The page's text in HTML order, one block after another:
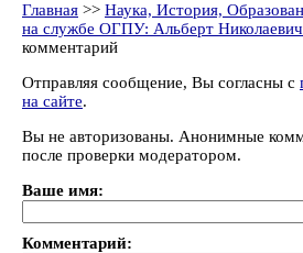
Главная >> Наука, История,
на службе ОГПУ: Альберт
комментарий
Отправляя сообщение, Вы согласны с
на сайте.
Вы не авторизованы. Анонимные
после проверки модератором.
Ваше имя:
Комментарий: